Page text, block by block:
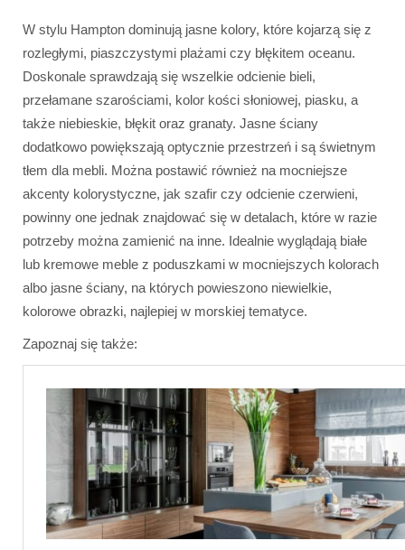
W stylu Hampton dominują jasne kolory, które kojarzą się z
rozległymi, piaszczystymi plażami czy błękitem oceanu.
Doskonale sprawdzają się wszelkie odcienie bieli,
przełamane szarościami, kolor kości słoniowej, piasku, a
także niebieskie, błękit oraz granaty. Jasne ściany
dodatkowo powiększają optycznie przestrzeń i są świetnym
tłem dla mebli. Można postawić również na mocniejsze
akcenty kolorystyczne, jak szafir czy odcienie czerwieni,
powinny one jednak znajdować się w detalach, które w razie
potrzeby można zamienić na inne. Idealnie wyglądają białe
lub kremowe meble z poduszkami w mocniejszych kolorach
albo jasne ściany, na których powieszono niewielkie,
kolorowe obrazki, najlepiej w morskiej tematyce.
Zapoznaj się także: